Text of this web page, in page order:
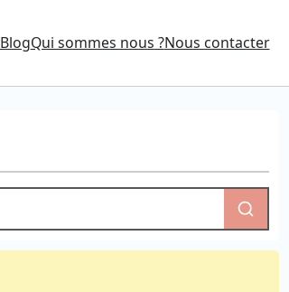
BlogQui sommes nous ?Nous contacter